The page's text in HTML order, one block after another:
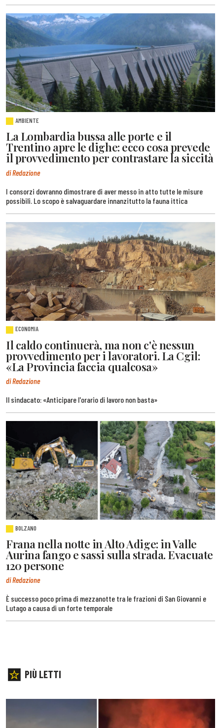
AMBIENTE
La Lombardia bussa alle porte e il
Trentino apre le dighe: ecco cosa prevede
il provvedimento per contrastare la siccità
di Redazione
I consorzi dovranno dimostrare di aver messo in atto tutte le misure
possibili. Lo scopo è salvaguardare innanzitutto la fauna ittica
ECONOMIA
Il caldo continuerà, ma non c'è nessun
provvedimento per i lavoratori. La Cgil:
«La Provincia faccia qualcosa»
di Redazione
Il sindacato: «Anticipare l'orario di lavoro non basta»
BOLZANO
Frana nella notte in Alto Adige: in Valle
Aurina fango e sassi sulla strada. Evacuate
120 persone
di Redazione
È successo poco prima di mezzanotte tra le frazioni di San Giovanni e
Lutago a causa di un forte temporale
PIÙ LETTI